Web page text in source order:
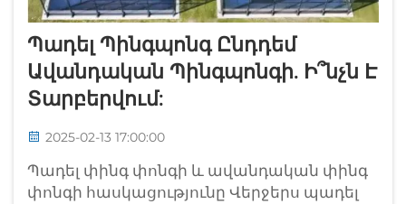
Պադել Պինգպոնգ Ընդդեմ
Ավանդական Պինգպոնգի. Ի՞նչն Է
Տարբերվում:
2025-02-13 17:00:00
Պադել փինգ փոնգի և ավանդական փինգ
փոնգի հասկացությունը Վերջերս պադել